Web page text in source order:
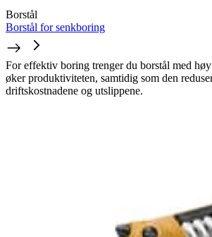
Borstål
Borstål for senkboring
For effektiv boring trenger du borstål med
øker produktiviteten, samtidig som den
driftskostnadene og utslippene.